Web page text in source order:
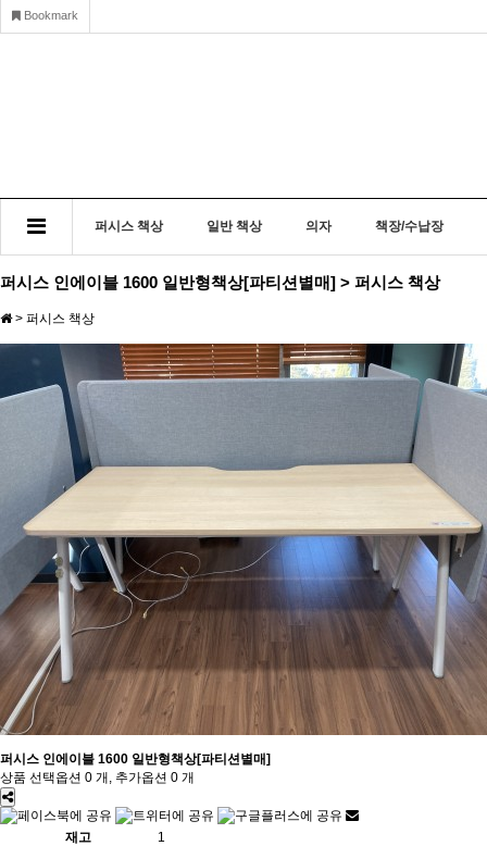
Bookmark
퍼시스 책상 일반 책상 의자 책장/수납장
퍼시스 인에이블 1600 일반형책상[파티션별매] > 퍼시스 책상
> 퍼시스 책상
퍼시스 인에이블 1600 일반형책상[파티션별매]
상품 선택옵션 0 개, 추가옵션 0 개
재고
1